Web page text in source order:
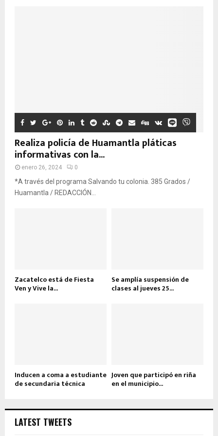
Realiza policía de Huamantla pláticas
informativas con la...
enero 26, 2024 0
*A través del programa Salvando tu colonia. 385 Grados /
Huamantla / REDACCIÓN...
Zacatelco está de Fiesta
Ven y Vive la...
Se amplía suspensión de
clases al jueves 25...
Inducen a coma a estudiante
de secundaria técnica
Joven que participó en riña
en el municipio...
LATEST TWEETS